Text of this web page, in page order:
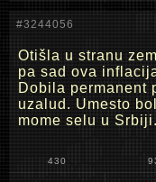
#3244056
Otišla u stranu
pa sad ova
Dobila permanent
uzalud. Umesto
mome selu u Srbiji.
430